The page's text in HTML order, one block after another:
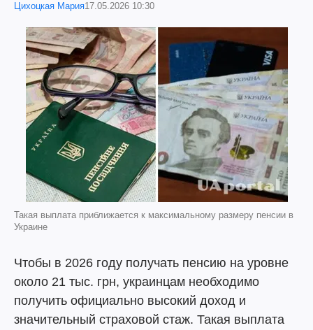
Цихоцкая Мария17.05.2026 10:30
Такая выплата приближается к максимальному размеру пенсии в
Украине
Чтобы в 2026 году получать пенсию на уровне
около 21 тыс. грн, украинцам необходимо
получить официально высокий доход и
значительный страховой стаж. Такая выплата